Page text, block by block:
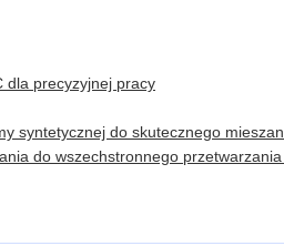
dla precyzyjnej pracy
syntetycznej do skutecznego
do wszechstronnego